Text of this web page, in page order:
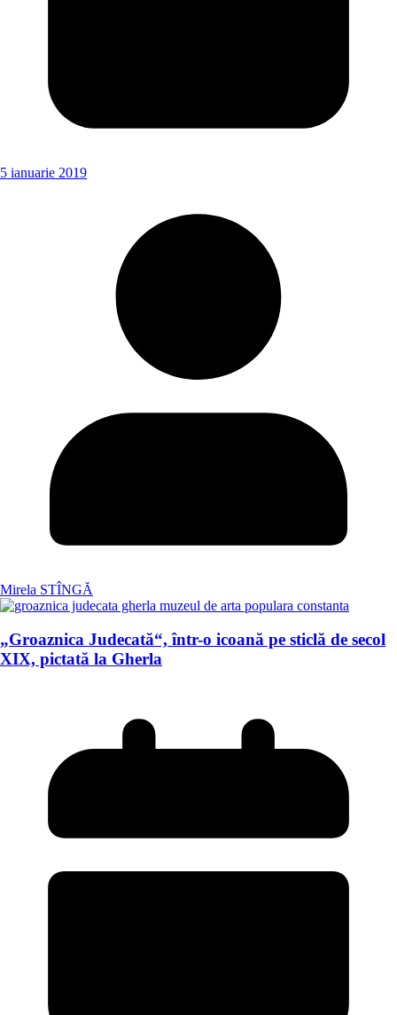
5 ianuarie 2019
Mirela STÎNGĂ
„Groaznica Judecată“, într-o icoană pe sticlă de secol
XIX, pictată la Gherla